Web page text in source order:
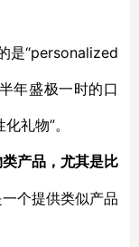
是“personalized
年盛极一时的口
礼物”。
产品，尤其是比
个提供类似产品